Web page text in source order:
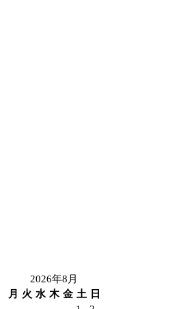
2026年8月
月
火 水 木 金 土
日